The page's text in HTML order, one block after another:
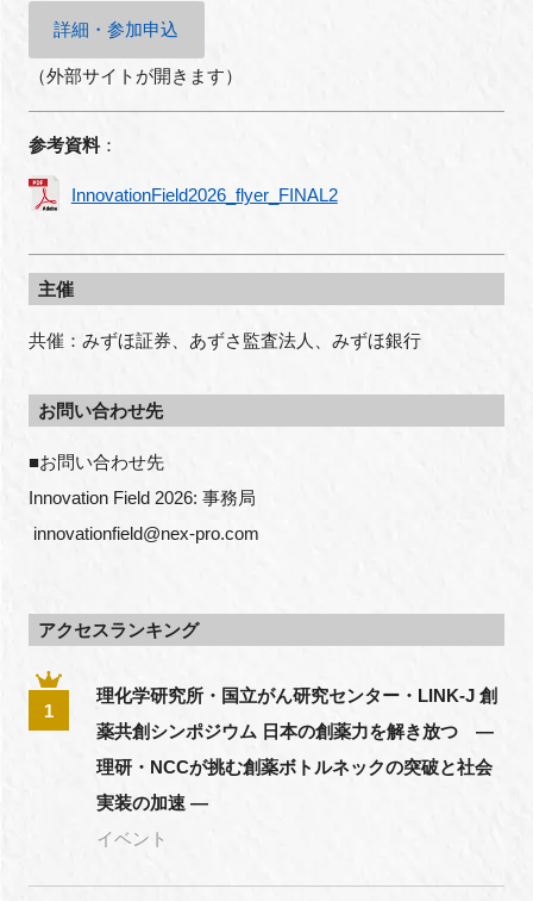
詳細・参加申込
（外部サイトが開きます）
参考資料：
InnovationField2026_flyer_FINAL2
主催
共催：みずほ証券、あずさ監査法人、みずほ銀行
お問い合わせ先
■お問い合わせ先
Innovation Field 2026: 事務局
innovationfield@nex-pro.com
アクセスランキング
1
理化学研究所・国立がん研究センター・LINK-J 創
薬共創シンポジウム 日本の創薬力を解き放つ ―
理研・NCCが挑む創薬ボトルネックの突破と社会
実装の加速 ―
イベント